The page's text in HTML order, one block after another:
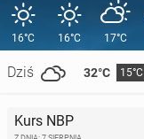
16°C
Dziś 32°C 15°C
16°C 17°C
Kurs NBP